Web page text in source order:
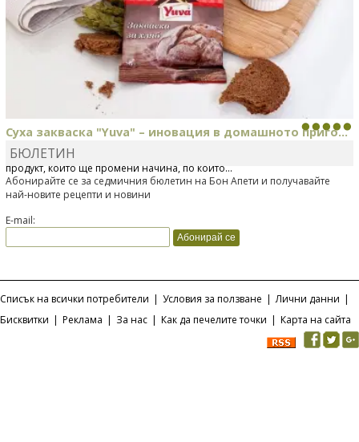
Суха закваска "Yuva" – иновация в домашното приго...
Отскоро Лесафр България стартира предлагането на изцяло нов
продукт, който ще промени начина, по който...
БЮЛЕТИН
Абонирайте се за седмичния бюлетин на Бон Апети и получавайте
най-новите рецепти и новини
E-mail:
Списък на всички потребители | Условия за ползване | Лични данни |
Бисквитки | Реклама | За нас | Как да печелите точки | Карта на сайта